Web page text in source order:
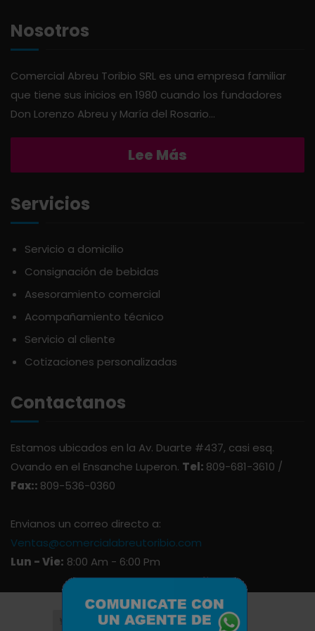
MIELES Y MERMELADAS
OTROS
PASTAS
PICADERAS
SALSAS
SAZONES
SNACKS
APERITIVO
AQUA
ARDUINI
ARIENZO DE MARQUEZ
ATLANTICO
AVALON
AZUKITA
BACARDI
Nosotros
Comercial Abreu Toribio SRL es una empresa familiar
que tiene sus inicios en 1980 cuando los fundadores
Don Lorenzo Abreu y María del Rosario...
Lee Más
Servicios
Servicio a domicilio
Consignación de bebidas
Asesoramiento comercial
Acompañamiento técnico
Servicio al cliente
Cotizaciones personalizadas
Contactanos
Estamos ubicados en la Av. Duarte #437, casi esq.
Ovando en el Ensanche Luperon. Tel: 809-681-3610 /
Fax:: 809-536-0360
Envianos un correo directo a:
Ventas@comercialabreutoribio.com
Lun - Vie: 8:00 Am - 6:00 Pm